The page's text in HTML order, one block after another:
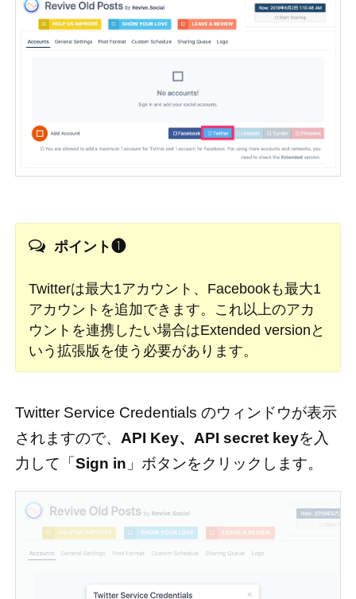
ポイント❶
Twitterは最大1アカウント、Facebookも最大1
アカウントを追加できます。これ以上のアカ
ウントを連携したい場合はExtended versionと
いう拡張版を使う必要があります。
Twitter Service Credentials のウィンドウが表示
されますので、 API Key、API secret keyを入
力して「Sign in 」ボタンをクリックします。